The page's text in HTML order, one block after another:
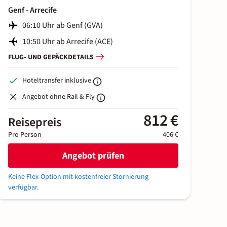
Genf - Arrecife
06:10 Uhr ab Genf (GVA)
10:50 Uhr ab Arrecife (ACE)
FLUG- UND GEPÄCKDETAILS
Hoteltransfer inklusive
Angebot ohne Rail & Fly
Reisepreis 812 €
Pro Person 406 €
Angebot prüfen
Keine Flex-Option mit kostenfreier Stornierung
verfügbar.